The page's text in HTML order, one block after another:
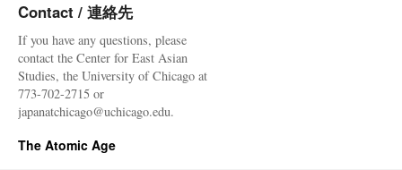
Contact / 連絡先
If you have any questions, please
contact the Center for East Asian
Studies, the University of Chicago at
773-702-2715 or
japanatchicago@uchicago.edu.
The Atomic Age